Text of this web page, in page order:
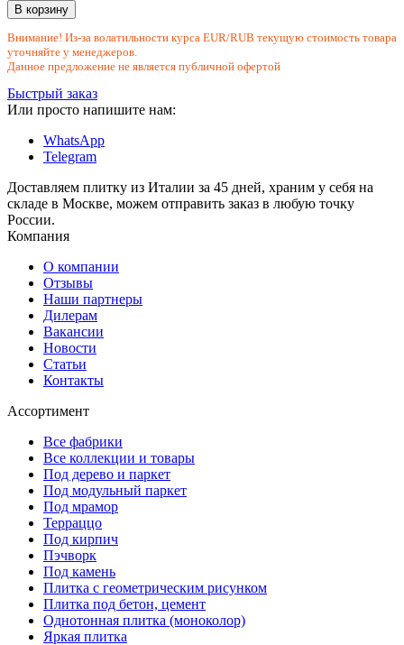
В корзину
Внимание! Из-за волатильности курса EUR/RUB текущую стоимость товара
уточняйте у менеджеров.
Данное предложение не является публичной офертой
Быстрый заказ
Или просто напишите нам:
WhatsApp
Telegram
Доставляем плитку из Италии за 45 дней, храним у себя на
складе в Москве, можем отправить заказ в любую точку
России.
Компания
О компании
Отзывы
Наши партнеры
Дилерам
Вакансии
Новости
Статьи
Контакты
Ассортимент
Все фабрики
Все коллекции и товары
Под дерево и паркет
Под модульный паркет
Под мрамор
Терраццо
Под кирпич
Пэчворк
Под камень
Плитка с геометрическим рисунком
Плитка под бетон, цемент
Однотонная плитка (моноколор)
Яркая плитка